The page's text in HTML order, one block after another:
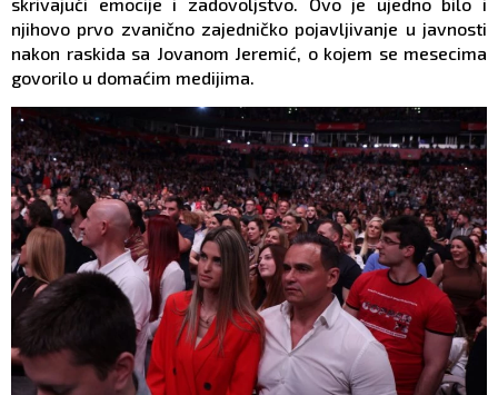
njihovo prvo zvanično zajedničko pojavljivanje u javnosti
nakon raskida sa Jovanom Jeremić, o kojem se mesecima
govorilo u domaćim medijima.